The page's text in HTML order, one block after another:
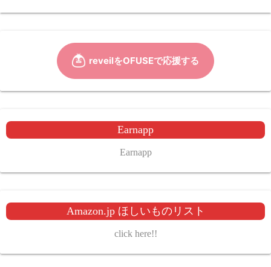
Earnapp
Earnapp
Amazon.jp ほしいものリスト
click here!!